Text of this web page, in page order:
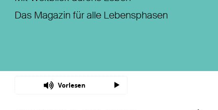
Nachhaltigkeit
Das Magazin für alle Lebensphasen
Vorlesen